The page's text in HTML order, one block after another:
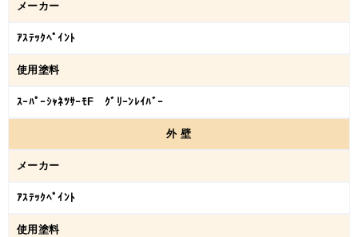
メーカー
ｱｽﾃｯｸﾍﾟｲﾝﾄ
使用塗料
ｽｰﾊﾟｰｼｬﾈﾂｻｰﾓF ｸﾞﾘｰﾝﾚｲﾊﾞｰ
外壁
メーカー
ｱｽﾃｯｸﾍﾟｲﾝﾄ
使用塗料